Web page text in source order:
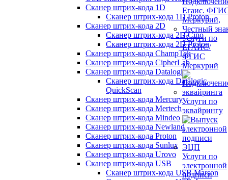
Сканер штрих-кода 1D
Сканер штрих-кода 1D Proton
Сканер штрих-кода 2D
Сканер штрих-кода 2D Cino
Сканер штрих-кода 2D Proton
Сканер штрих-кода ChampTek
Сканер штрих-кода CipherLab
Сканер штрих-кода Datalogic
Сканер штрих-кода Datalogic
QuickScan
Сканер штрих-кода Mercury
Сканер штрих-кода Mertech
Сканер штрих-кода Mindeo
Сканер штрих-кода Newland
Сканер штрих-кода Proton
Сканер штрих-кода Sunlux
Сканер штрих-кода Urovo
Сканер штрих-кода USB
Сканер штрих-кода USB Marson
Услуги по
ЕГАИС/
ФГИС
Меркурий
Услуги по
эквайрингу
Услуги по
электронной
подписи